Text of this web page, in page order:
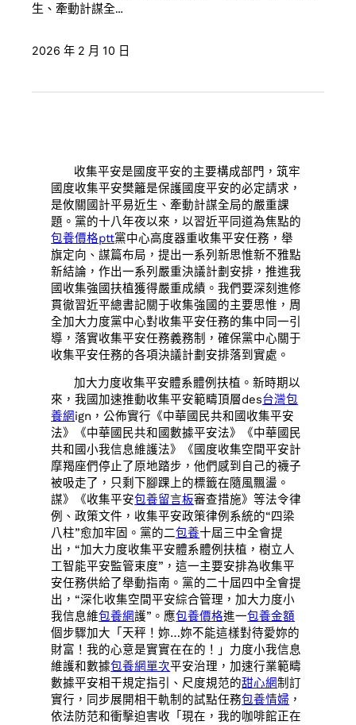
生、牽動計謀全…
2026 年 2 月 10 日
收集平安是國度平安的主要構成部門，筑牢
國度收集平安樊籬是保護國度平安的必定請求，
是攸關國計平易近生、牽動計謀全局的嚴重課
題。黨的十八年夜以來，以習近平同道為焦點的
包養價格ptt黨中心高度器重收集平安任務，舉
旗定向、謀篇布局，提出一系列新思惟新不雅點
新結論，作出一系列嚴重決議計劃安排，推進我
國收集強國扶植獲得嚴重成績。我們要深刻進修
貫徹習近平總書記關于收集強國的主要思惟，周
全加大力度黨中心對收集平安任務的集中同一引
導，落實收集平安任務義務制，確保黨中心關于
收集平安任務的各項決議計劃安排落到實處。
加大力度收集平安體系體例扶植。新時期以
來，我國加速推動收集平安範疇頂層des台灣包
養網ign，公佈實行《中華國民共和國收集平安
法》《中華國民共和國數據平安法》《中華國民
共和國小我信息維護法》《國度收集空間平安計
摩羯座們停止了原地踏步，他們感到自己的襪子
被吸走了，只剩下腳踝上的標籤在隨風飄盪。
謀》《收集平安包養留言板審查措施》等法令律
例、政策文件，收集平安政策律例系統的“四梁
八柱”愈加牢固。黨的二包養十屆三中全會提
出，“加大力度收集平安體系體例扶植，樹立人
工智能平安監管束度”，這一主要安排為收集平
安任務供給了舉動指南。黨的二十屆四中全會提
出，“深化收集空間平安綜合管理，加大力度小
我信息維包養網護”。應包養價格進一包養金額
個步驟加大「天秤！妳…妳不能這樣對待愛妳的
財富！我的心意是實實在在的！」力度小我信息
維護和數據包養網單次平安治理，加速行業範疇
數據平安相干規定指引、尺度規范的甜心網制訂
實行，同步展開相干軌制的試點任務包養情婦 ，
依法防范和衝擊迫害收「現在，我的咖啡館正在